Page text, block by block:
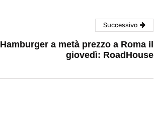
Successivo
Hamburger a metà prezzo a Roma il
giovedì: RoadHouse